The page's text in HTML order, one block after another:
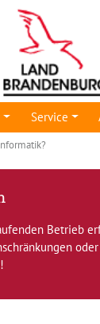
Service
Betrieb